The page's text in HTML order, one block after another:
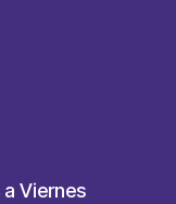
Viernes